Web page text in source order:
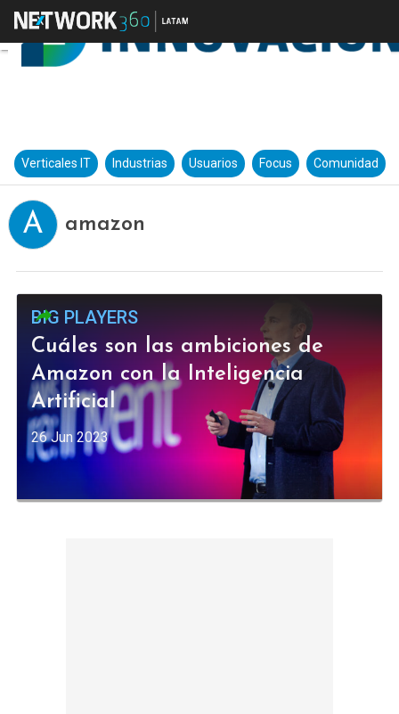
Verticales IT Industrias Usuarios Focus Comunidad
A amazon
BIG PLAYERS
Cuáles son las ambiciones de
Amazon con la Inteligencia
Artificial
26 Jun 2023